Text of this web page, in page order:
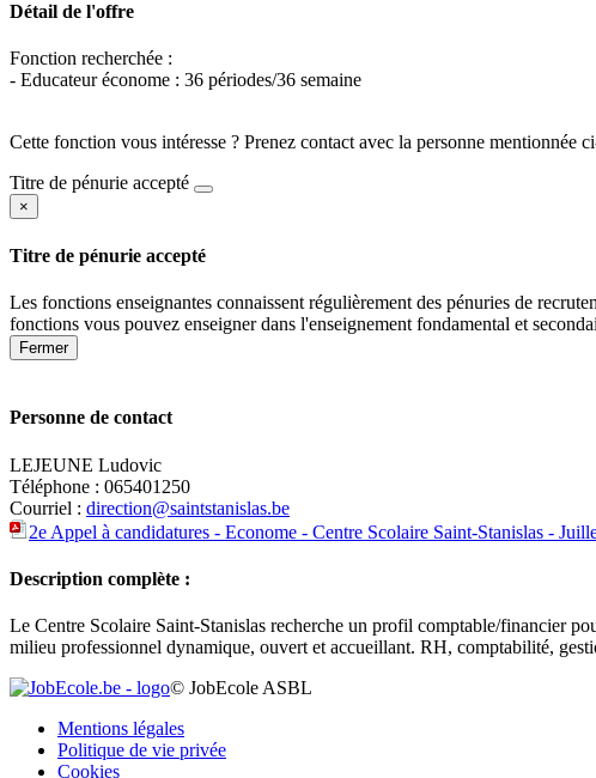
Détail de l'offre
Fonction recherchée :
- Educateur économe : 36 périodes/36 semaine
Cette fonction vous intéresse ? Prenez contact avec la personne mentionnée
Titre de pénurie accepté
×
Titre de pénurie accepté
Les fonctions enseignantes connaissent régulièrement des pénuries de
fonctions vous pouvez enseigner dans l'enseignement fondamental et
Fermer
Personne de contact
LEJEUNE Ludovic
Téléphone : 065401250
Courriel : direction@saintstanislas.be
2e Appel à candidatures - Econome - Centre Scolaire Saint-Stanislas -
Description complète :
Le Centre Scolaire Saint-Stanislas recherche un profil comptable/financier
milieu professionnel dynamique, ouvert et accueillant. RH, comptabilité,
+
−
© JobEcole ASBL
Mentions légales
Politique de vie privée
Cookies